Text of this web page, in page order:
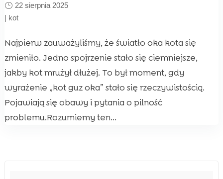
22 sierpnia 2025
| kot
Najpierw zauważyliśmy, że światło oka kota się
zmieniło. Jedno spojrzenie stało się ciemniejsze,
jakby kot mrużył dłużej. To był moment, gdy
wyrażenie „kot guz oka” stało się rzeczywistością.
Pojawiają się obawy i pytania o pilność
problemu.Rozumiemy ten...